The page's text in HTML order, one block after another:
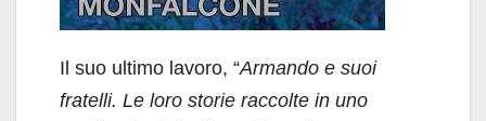
Il suo ultimo lavoro, “Armando e suoi
fratelli. Le loro storie raccolte in uno